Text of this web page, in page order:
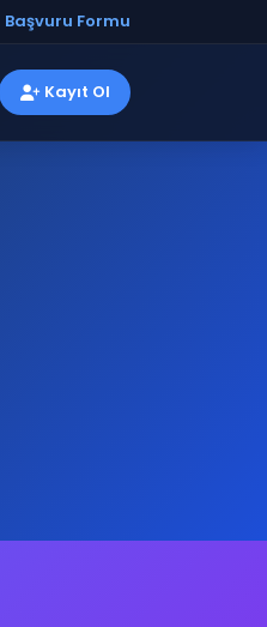
Başvuru Formu
Kayıt Ol